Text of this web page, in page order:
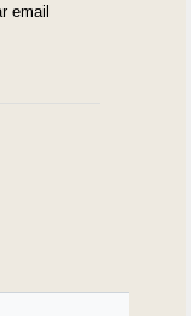
email